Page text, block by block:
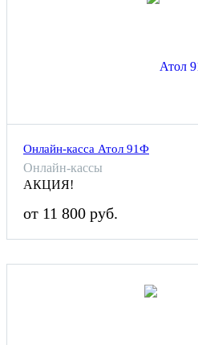
Онлайн-касса Атол 91Ф
Онлайн-кассы
АКЦИЯ!
от 11 800 руб.